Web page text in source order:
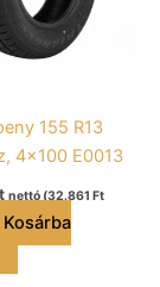
155 R13
4×100 E0013
nettó (32.861 Ft
Kosárba